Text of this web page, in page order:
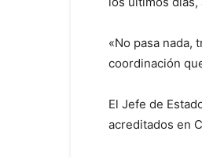
«No pasa nada,
coordinación
El Jefe de
acreditados en